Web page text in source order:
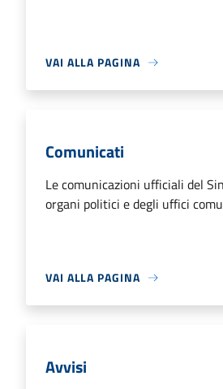
VAI ALLA PAGINA
Comunicati
Le comunicazioni ufficiali del
organi politici e degli uffici
VAI ALLA PAGINA
Avvisi